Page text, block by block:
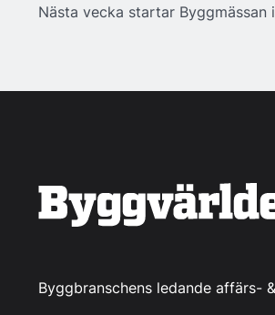
Nästa vecka startar Byggmässan
Byggbranschens ledande affärs-